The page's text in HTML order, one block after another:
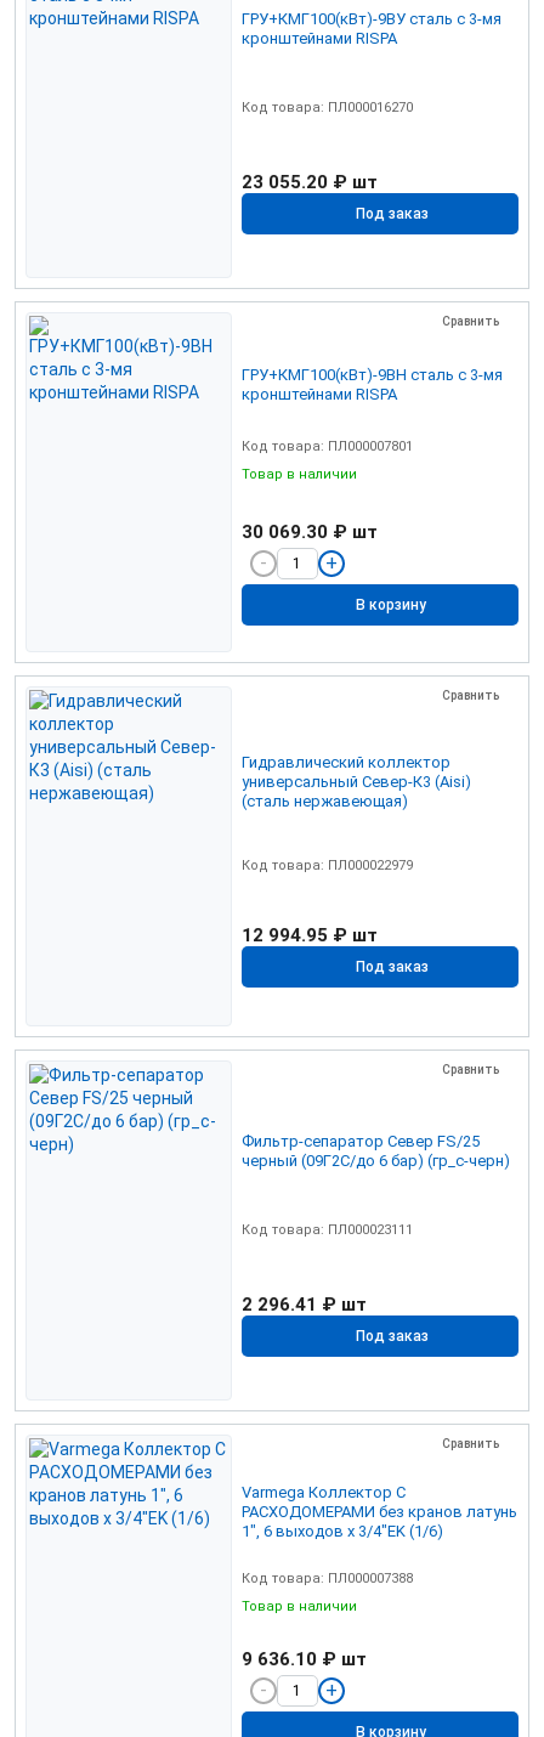
ГРУ+КМГ100(кВт)-9ВУ сталь с 3-мя
кронштейнами RISPA
Код товара: ПЛ000016270
23 055.20 ₽ шт
Под заказ
Сравнить
ГРУ+КМГ100(кВт)-9ВН сталь с 3-мя
кронштейнами RISPA
Код товара: ПЛ000007801
Товар в наличии
30 069.30 ₽ шт
В корзину
Сравнить
Гидравлический коллектор
универсальный Север-К3 (Aisi)
(сталь нержавеющая)
Код товара: ПЛ000022979
12 994.95 ₽ шт
Под заказ
Сравнить
Фильтр-сепаратор Север FS/25
черный (09Г2С/до 6 бар) (гр_с-черн)
Код товара: ПЛ000023111
2 296.41 ₽ шт
Под заказ
Сравнить
Varmega Коллектор С
РАСХОДОМЕРАМИ без кранов латунь
1", 6 выходов x 3/4"EK (1/6)
Код товара: ПЛ000007388
Товар в наличии
9 636.10 ₽ шт
В корзину